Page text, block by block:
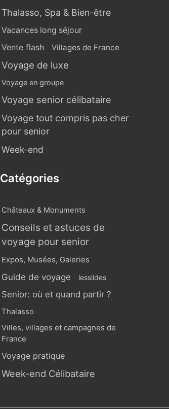
Thalasso, Spa & Bien-être
Vacances long séjour
Vente flash Villages de France
Voyage de luxe
Voyage en groupe
Voyage senior célibataire
Voyage tout compris pas cher
pour senior
Week-end
Catégories
Châteaux & Monuments
Conseils et astuces de
voyage pour senior
Expos, Musées, Galeries
Guide de voyage lesslides
Senior: où et quand partir ?
Thalasso
Villes, villages et campagnes de
France
Voyage pratique
Week-end Célibataire